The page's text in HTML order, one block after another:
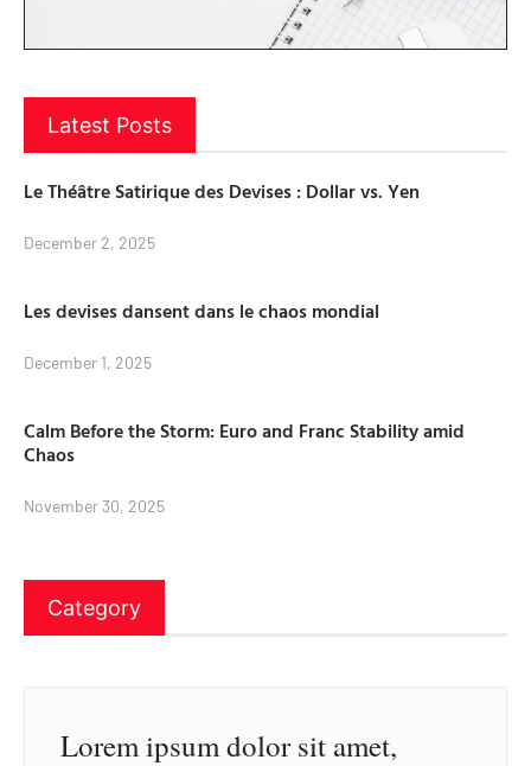
Latest Posts
Le Théâtre Satirique des Devises : Dollar vs. Yen
December 2, 2025
Les devises dansent dans le chaos mondial
December 1, 2025
Calm Before the Storm: Euro and Franc Stability amid
Chaos
November 30, 2025
Category
Lorem ipsum dolor sit amet,